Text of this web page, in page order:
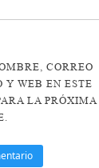
CORREO
Y WEB EN ESTE
LA